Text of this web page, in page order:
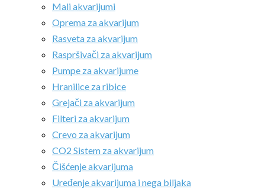
Mali akvarijumi
Oprema za akvarijum
Rasveta za akvarijum
Raspršivači za akvarijum
Pumpe za akvarijume
Hranilice za ribice
Grejači za akvarijum
Filteri za akvarijum
Crevo za akvarijum
CO2 Sistem za akvarijum
Čišćenje akvarijuma
Uređenje akvarijuma i nega biljaka